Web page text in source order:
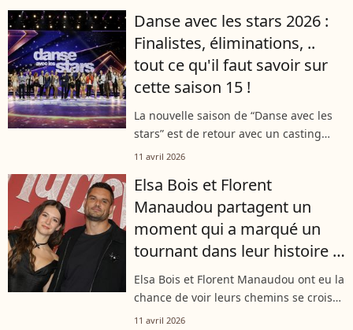
par Chris Marques. Une aventure,
annoncée...
Danse avec les stars 2026 :
Finalistes, éliminations, ..
tout ce qu'il faut savoir sur
cette saison 15 !
La nouvelle saison de “Danse avec les
stars” est de retour avec un casting
exceptionnel. Parmi les personnalités, il
surtout un grand retour très...
11 avril 2026
Elsa Bois et Florent
Manaudou partagent un
moment qui a marqué un
tournant dans leur histoire :
"Même un an plus tard"
Elsa Bois et Florent Manaudou ont eu la
chance de voir leurs chemins se croiser
en 2025 lors de la saison 14 de "Danse
11 avril 2026